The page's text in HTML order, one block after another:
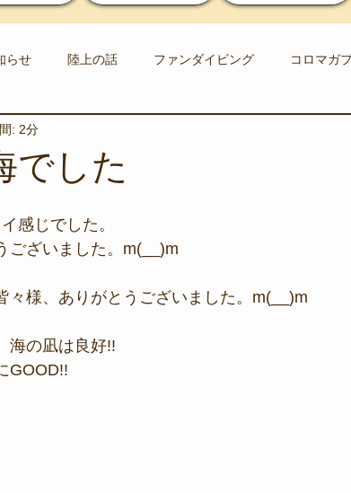
らせ 陸上の話 ファンダイビング コロマガ
ワカメの養殖
活動 施設
でした
: 2分
感じでした。
ございました。m(__)m
々様、ありがとうございました。m(__)m
海の凪は良好!!
GOOD!!